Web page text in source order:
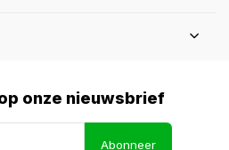
onze nieuwsbrief
Abonneer